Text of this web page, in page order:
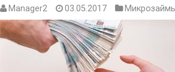
Manager2 03.05.2017